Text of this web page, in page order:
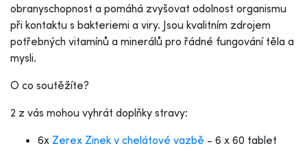
obranyschopnost a pomáhá zvyšovat odolnost organismu
při kontaktu s bakteriemi a viry. Jsou kvalitním zdrojem
potřebných vitamínů a minerálů pro řádné fungování těla a
mysli.
O co soutěžíte?
2 z vás mohou vyhrát doplňky stravy:
6x Zerex Zinek v chelátové vazbě - 6 x 60 tablet